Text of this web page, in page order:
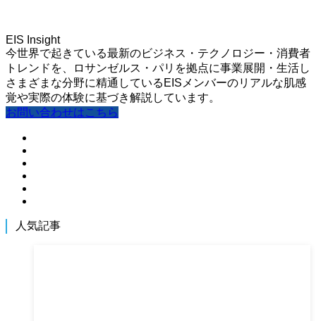
EIS Insight
今世界で起きている最新のビジネス・テクノロジー・消費者
トレンドを、ロサンゼルス・パリを拠点に事業展開・生活し
さまざまな分野に精通しているEISメンバーのリアルな肌感
覚や実際の体験に基づき解説しています。
お問い合わせはこちら
人気記事